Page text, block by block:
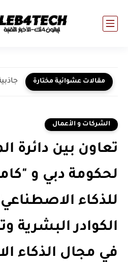
مقالات عشوائية مختارة
الشركات و الأعمال
تعاون بين دائرة
لحكومة دبي و
للذكاء
الكوادر البشرية
في مجال الذكاء